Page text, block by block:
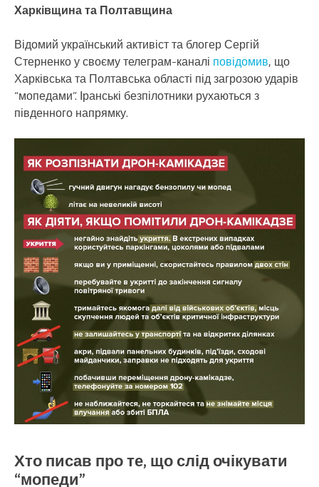
Харківщина та Полтавщина
Відомий український активіст та блогер Сергій
Стерненко у своєму телеграм-каналі повідомив, що
Харківська та Полтавська області під загрозою ударів
“мопедами”. Іранські безпілотники рухаються з
південного напрямку.
Хто писав про те, що слід очікувати
“мопеди”